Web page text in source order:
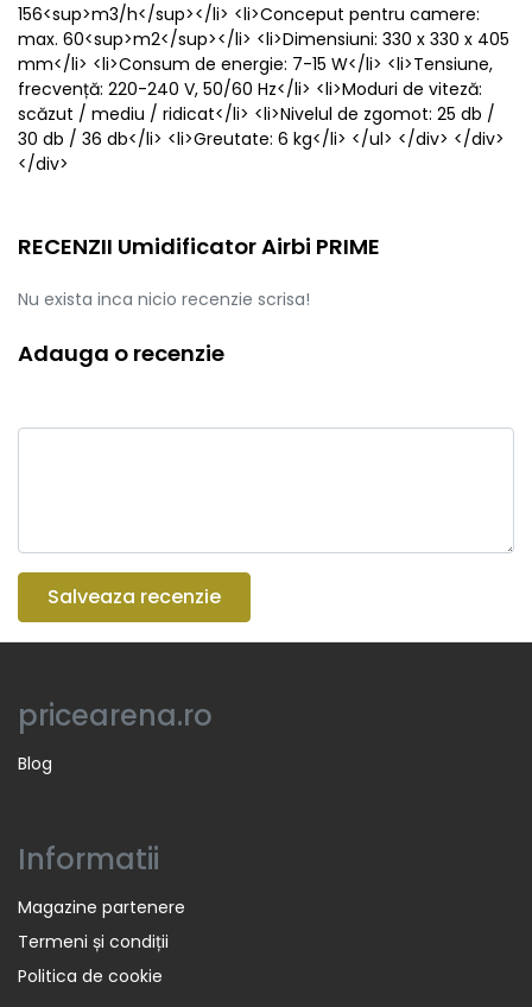
156<sup>m3/h</sup></li> <li>Conceput pentru camere:
max. 60<sup>m2</sup></li> <li>Dimensiuni: 330 x 330 x 405
mm</li> <li>Consum de energie: 7-15 W</li> <li>Tensiune,
frecvență: 220-240 V, 50/60 Hz</li> <li>Moduri de viteză:
scăzut / mediu / ridicat</li> <li>Nivelul de zgomot: 25 db /
30 db / 36 db</li> <li>Greutate: 6 kg</li> </ul> </div> </div>
</div>
RECENZII Umidificator Airbi PRIME
Nu exista inca nicio recenzie scrisa!
Adauga o recenzie
Salveaza recenzie
pricearena.ro
Blog
Informatii
Magazine partenere
Termeni și condiții
Politica de cookie